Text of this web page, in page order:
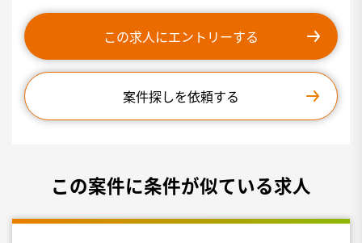
この求人にエントリーする
案件探しを依頼する
この案件に条件が似ている求人